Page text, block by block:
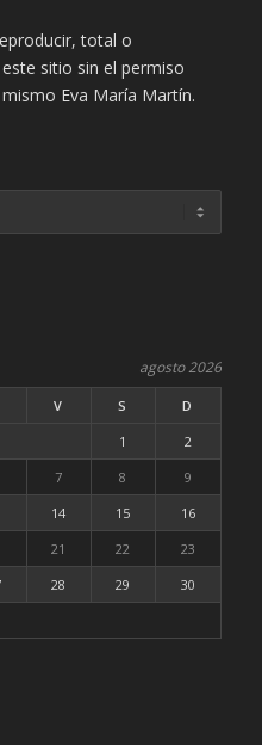
total o
sitio sin el permiso
Eva María Martín.
agosto 2026
V S
D
1
2
7 8
9
14 15
16
21 22
23
28 29
30